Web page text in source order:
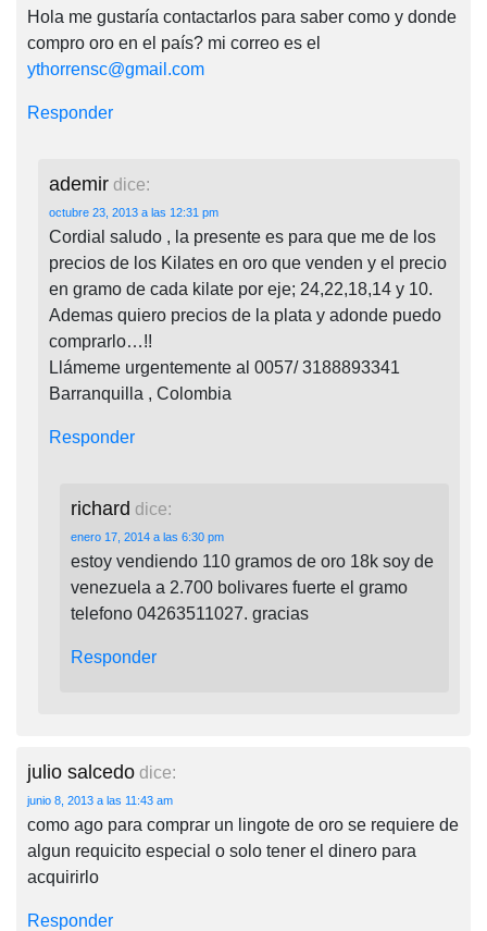
Hola me gustaría contactarlos para saber como y donde
compro oro en el país? mi correo es el
ythorrensc@gmail.com
Responder
ademir dice:
octubre 23, 2013 a las 12:31 pm
Cordial saludo , la presente es para que me de los
precios de los Kilates en oro que venden y el precio
en gramo de cada kilate por eje; 24,22,18,14 y 10.
Ademas quiero precios de la plata y adonde puedo
comprarlo…!!
Llámeme urgentemente al 0057/ 3188893341
Barranquilla , Colombia
Responder
richard dice:
enero 17, 2014 a las 6:30 pm
estoy vendiendo 110 gramos de oro 18k soy de
venezuela a 2.700 bolivares fuerte el gramo
telefono 04263511027. gracias
Responder
julio salcedo dice:
junio 8, 2013 a las 11:43 am
como ago para comprar un lingote de oro se requiere de
algun requicito especial o solo tener el dinero para
acquirirlo
Responder